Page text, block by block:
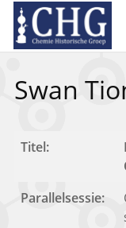
links
over
naar
de
Spring
menu
Swan
Titel:
Parallelsessie: